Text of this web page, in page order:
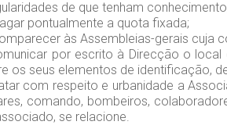
de que tenham
pontualmente a quota fixada;
às Assembleias-gerais cuja
por escrito à Direcção o
os seus elementos de identificação,
com respeito e urbanidade a
comando, bombeiros,
se relacione.